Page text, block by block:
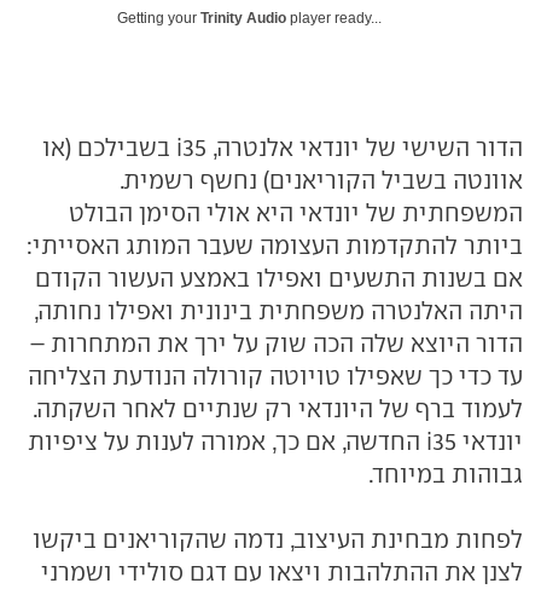
Getting your Trinity Audio player ready...
הדור השישי של יונדאי אלנטרה, i35 בשבילכם (או
אוונטה בשביל הקוריאנים) נחשף רשמית.
המשפחתית של יונדאי היא אולי הסימן הבולט
ביותר להתקדמות העצומה שעבר המותג האסייתי:
אם בשנות התשעים ואפילו באמצע העשור הקודם
היתה האלנטרה משפחתית בינונית ואפילו נחותה,
הדור היוצא שלה הכה שוק על ירך את המתחרות –
עד כדי כך שאפילו טויוטה קורולה הנודעת הצליחה
לעמוד ברף של היונדאי רק שנתיים לאחר השקתה.
יונדאי i35 החדשה, אם כך, אמורה לענות על ציפיות
גבוהות במיוחד.
לפחות מבחינת העיצוב, נדמה שהקוריאנים ביקשו
לצנן את ההתלהבות ויצאו עם דגם סולידי ושמרני